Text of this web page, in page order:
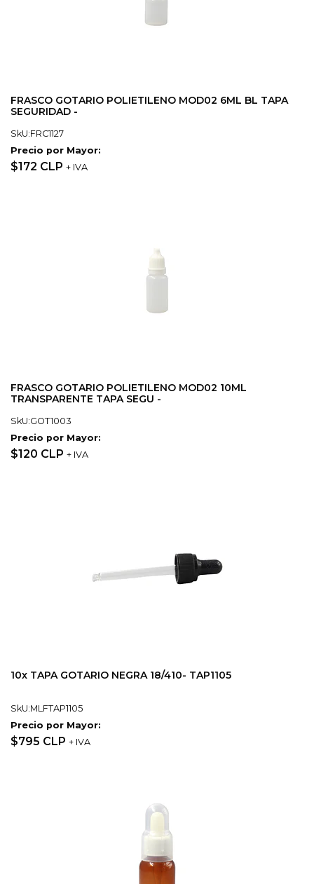
FRASCO GOTARIO POLIETILENO MOD02 6ML BL TAPA
SEGURIDAD -
SkU:FRC1127
Precio por Mayor:
$172 CLP + IVA
FRASCO GOTARIO POLIETILENO MOD02 10ML
TRANSPARENTE TAPA SEGU -
SkU:GOT1003
Precio por Mayor:
$120 CLP + IVA
10x TAPA GOTARIO NEGRA 18/410- TAP1105
SkU:MLFTAP1105
Precio por Mayor:
$795 CLP + IVA